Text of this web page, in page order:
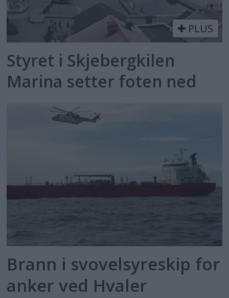
PLUS
Styret i Skjebergkilen
Marina setter foten ned
Brann i svovelsyreskip for
anker ved Hvaler